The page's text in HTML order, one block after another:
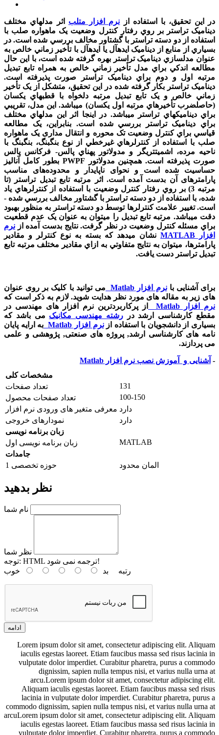
در اين تحقیق، با استفاده از نرم افزار متلب اثر مدل­هاي مختلف
ديناميک تراستر بر روي رفتار کنترل وضعيت يک ماهواره صلب با
استفاده از دو دسته تراستر با گشتاور مخالف بررسي شده ­است. در
بسياري از منابع از ديناميک ايده­آل يا ايده­آل با تأخير زماني خالص به
عنوان مدل­سازي ديناميک تراستر بهره گرفته شده­ است، با اين حال
مطالعه اندکي براي مدل تأخير زماني خالص به همراه تابع تبديل
مرتبه اول و دوم براي ديناميک تراستر صورت پذيرفته است.
ديناميک تراستر بکار گرفته شده در اين تحقيق، متشکل از يک تأخير
زماني خالص و يک تابع تبديل مرتبه دلخواه با قطب­هاي يکسان
(حاصلضرب تأخيرهاي مرتبه اول يکسان) مي­باشد. اين مدل، تقريبي
براي ديناميک­هاي تراستر مي­باشد. در اينجا اثر اين مدل­هاي مختلف
براي ديناميک تراستر بررسي شده­ است. بنابراين، يک مطالعه
قياسي براي کنترل وضعيت تک­ محوره و انتقال مداری يک ماهواره
صلب با استفاده از کنترلرهاي غيرخطي از نوع بنگ­بنگ، بنگ­بنگ با
ناحيه مرده، اشميت­تريگر و مدولاتور پهناي پالس- فرکانس پالس
صورت پذيرفته است. همچنین مدولاتور PWPF بطور کامل آنالیز
حساسیت شده است و نحوای ناپایدار و محدوده‌های مناسب
پارامترهای آن بدست آمده است. اثر مرتبه تابع تبديل تراستر (تا
مرتبه 3) بر روي رفتار کنترل وضعيت با استفاده از کنترلرهاي ياد
شده، با استفاده از دو دسته تراستر با گشتاور مخالف بررسي شده ­
است. تغيير علامت کنترلرها توسط دو دسته تراستر به ­منظور بهبود
دقت مي­باشد. مرتبه تابع تبديل را مي­توان به عنوان يک عدم قطعيت
براي مسئله کنترل وضعيت در نظر گرفت. نتايج بدست آمده از نرم
افزار MATLAB
نشان مي­دهد که بسته به نوع کنترلر و مقادير
پارامترها، مي­توان به نتايج متفاوتي به ازاي مقادير مختلف مرتبه تابع
تبديل تراستر دست يافت.
برای آشنایی بانرم افزار Matlab
می توانید با کلیک بر روی عنوان
های زیر به مقاله های مورد نظر هدایت شوید. لازم به ذکر است که
نرم افزار Matlab
از پرکاربردترین نرم افزار های مهندسی در
مقطع کارشناسی ارشد دررشته مهندسی مکانیک می باشد که
بسیاری از دانشجویان با استفاده ازنرم افزار Matlab به ارایه پایان
نامه های کارشناسی ارشد, پروژه های صنعتی, پژوهشی و علمی
می پردازند.
- آشنایی و آموزش نصب نرم افزار Matlab
مشخصات کلی
تعداد صفحات
131
تعداد صفحات محصول
100-150
معرفی متغیر های ورودی نرم افزار دارد
نمودارهای خروجی
دارد
زبان برنامه نویسی
زبان برنامه نویسی اول
MATLAB
جامدات
حوزه تخصصی 1
المان محدود
نظر بدهید
نام شما
نظر شما
توجه:
HTML ترجمه نمی شود!
رتبه بد خوب
ادامه
Lorem ipsum dolor sit amet, consectetur adipiscing elit. Aliquam
iaculis egestas laoreet. Etiam faucibus massa sed risus lacinia in
vulputate dolor imperdiet. Curabitur pharetra, purus a commodo
dignissim, sapien nulla tempus nisi, et varius nulla urna at
arcu.Lorem ipsum dolor sit amet, consectetur adipiscing elit.
Aliquam iaculis egestas laoreet. Etiam faucibus massa sed risus
lacinia in vulputate dolor imperdiet. Curabitur pharetra, purus a
commodo dignissim, sapien nulla tempus nisi, et varius nulla urna at
arcuLorem ipsum dolor sit amet, consectetur adipiscing elit. Aliquam
iaculis egestas laoreet. Etiam faucibus massa sed risus lacinia in
vulputate dolor imperdiet. Curabitur pharetra, purus a commodo